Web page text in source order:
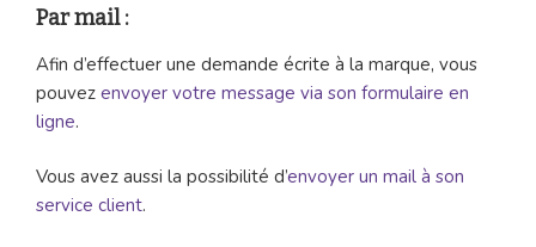
Par mail :
Afin d’effectuer une demande écrite à la marque, vous
pouvez envoyer votre message via son formulaire en
ligne.
Vous avez aussi la possibilité d’envoyer un mail à son
service client.